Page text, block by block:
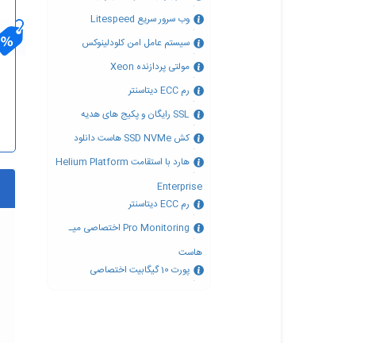
وب سرور سریع Litespeed
سیستم عامل امن کلودلینوکس
مولتی پردازنده Xeon
رم ECC دیتاسنتر
کش SSD NVMe هاست دانلود
هارد با استقامت Helium Platform
Enterprise
رم ECC دیتاسنتر
Pro Monitoring اختصاصی میـ
هاست
پورت 10 گیگابیت اختصاصی